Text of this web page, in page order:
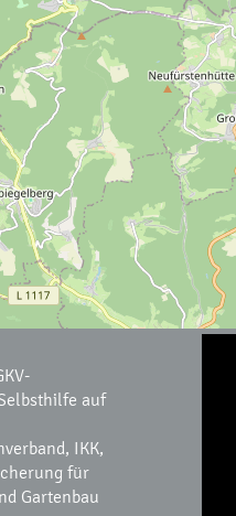
auf
IKK,
für
Gartenbau